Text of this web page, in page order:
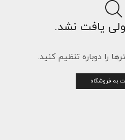
یافت نشد.
را دوباره تنظیم کنید.
به فروشگاه